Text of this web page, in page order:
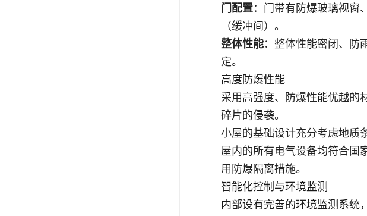
门配置：门带有防爆玻璃视窗
（缓冲间） 。
整体性能：整体性能密闭、防
定。
高度防爆性能
采用高强度、防爆性能优越的
碎片的侵袭。
小屋的基础设计充分考虑地质
屋内的所有电气设备均符合国
用防爆隔离措施。
智能化控制与环境监测
内部设有完善的环境监测系统